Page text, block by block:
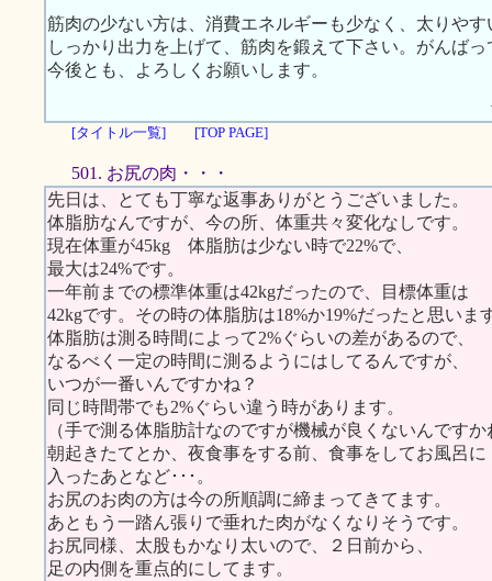
筋肉の少ない方は、消費エネルギーも少なく、太りや
しっかり出力を上げて、筋肉を鍛えて下さい。がんばっ
今後とも、よろしくお願いします。
[タイトル一覧]
[TOP PAGE]
501. お尻の肉・・・
先日は、とても丁寧な返事ありがとうございました。
体脂肪なんですが、今の所、体重共々変化なしです。
現在体重が45kg 体脂肪は少ない時で22%で、
最大は24%です。
一年前までの標準体重は42kgだったので、目標体重は
42kgです。その時の体脂肪は18%か19%だったと思いま
体脂肪は測る時間によって2%ぐらいの差があるので、
なるべく一定の時間に測るようにはしてるんですが、
いつが一番いんですかね？
同じ時間帯でも2%ぐらい違う時があります。
（手で測る体脂肪計なのですが機械が良くないんですか
朝起きたてとか、夜食事をする前、食事をしてお風呂に
入ったあとなど･･･。
お尻のお肉の方は今の所順調に締まってきてます。
あともう一踏ん張りで垂れた肉がなくなりそうです。
お尻同様、太股もかなり太いので、２日前から、
足の内側を重点的にしてます。